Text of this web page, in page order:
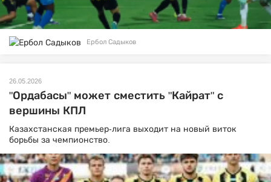
Ербол Садыков
26.05.2026
"Ордабасы" может сместить "Кайрат" с
вершины КПЛ
Казахстанская премьер-лига выходит на новый виток
борьбы за чемпионство.